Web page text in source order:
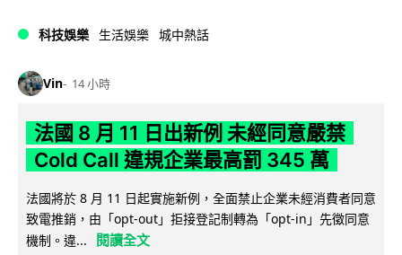
科技娛樂 生活娛樂 城中熱話
Vin 14 小時
法國 8 月 11 日出新例 未經同意嚴禁
Cold Call 違規企業最高罰 345 萬
法國將於 8 月 11 日起實施新例，全面禁止企業未經消費者同意
致電推銷，由「opt-out」拒接登記制轉為「opt-in」先徵同意
機制。違...
閱讀全文